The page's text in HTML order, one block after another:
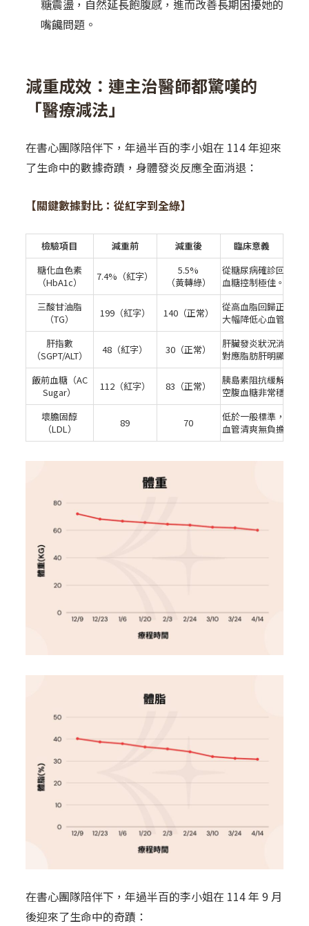
糖震盪，自然延長飽腹感，進而改善長期困擾她的
嘴饞問題。
減重成效：連主治醫師都驚嘆的
「醫療減法」
在書心團隊陪伴下，年過半百的李小姐在 114 年迎來
了生命中的數據奇蹟，身體發炎反應全面消退：
【關鍵數據對比：從紅字到全綠】
檢驗項目 減重前 減重後
臨床意義
糖化血色素
（HbA1c）
7.4%（紅字）
5.5%
（黃轉綠）
從糖尿病確診回歸至
血糖控制極佳。
三酸甘油脂
（TG）
199（紅字） 140（正常）
從高血脂回歸正常範
大幅降低心血管風險
肝指數
（SGPT/ALT）
48（紅字） 30（正常）
肝臟發炎狀況消失，
對應脂肪肝明顯改善
飯前血糖（AC
Sugar）
112（紅字） 83（正常）
胰島素阻抗緩解，
空腹血糖非常穩定。
壞膽固醇
（LDL）
89 70
低於一般標準，
血管清爽無負擔。
在書心團隊陪伴下，年過半百的李小姐在 114 年 9 月
後迎來了生命中的奇蹟：